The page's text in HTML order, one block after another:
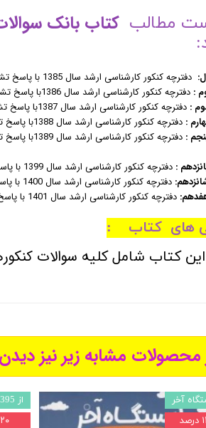
مطالب کتاب بانک
دفترچه کنکور کارشناسی ارشد سال 1385 با پاسخ تشریحی
: دفترچه کنکور کارشناسی ارشد سال 1386با پاسخ تشریحی
: دفترچه کنکور کارشناسی ارشد سال 1387با پاسخ تشریحی
: دفترچه کنکور کارشناسی ارشد سال 1388با پاسخ تشریحی
: دفترچه کنکور کارشناسی ارشد سال 1389با پاسخ تشریحی
: دفترچه کنکور کارشناسی ارشد سال 1399 با پاسخ تشریحی
دفترچه کنکور کارشناسی ارشد سال 1400 با پاسخ تشریحی
دفترچه کنکور کارشناسی ارشد سال 1401 با پاسخ تشریحی
های کتاب :
این کتاب شامل کلیه سوالات
از 1395 تا 1401
۲۰ درصد
آخر
محصولات مشابه زیر نیز